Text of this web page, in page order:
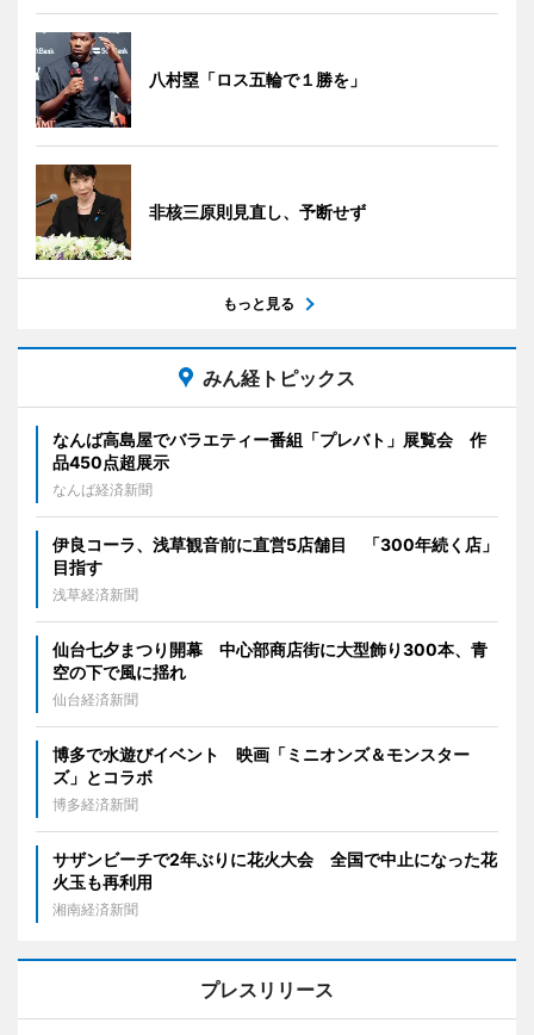
八村塁「ロス五輪で１勝を」
非核三原則見直し、予断せず
もっと見る
みん経トピックス
なんば高島屋でバラエティー番組「プレバト」展覧会 作
品450点超展示
なんば経済新聞
伊良コーラ、浅草観音前に直営5店舗目 「300年続く店」
目指す
浅草経済新聞
仙台七夕まつり開幕 中心部商店街に大型飾り300本、青
空の下で風に揺れ
仙台経済新聞
博多で水遊びイベント 映画「ミニオンズ＆モンスター
ズ」とコラボ
博多経済新聞
サザンビーチで2年ぶりに花火大会 全国で中止になった花
火玉も再利用
湘南経済新聞
プレスリリース